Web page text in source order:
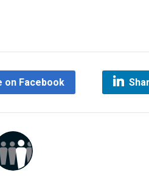
on Facebook